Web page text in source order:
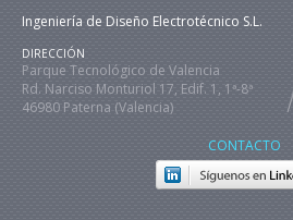
Ingeniería de Diseño Electrotécnico S.L.
DIRECCIÓN
Parque Tecnológico de Valencia
Rd. Narciso Monturiol 17, Edif. 1, 1ª-8ª
46980 Paterna (Valencia)
CONTACTO